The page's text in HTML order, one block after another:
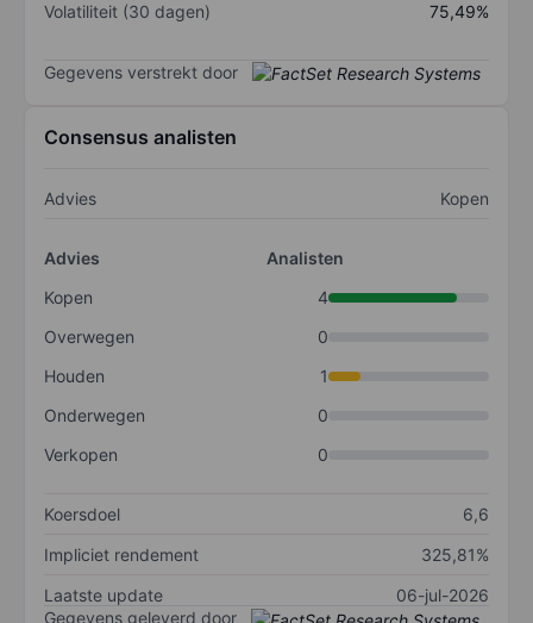
Volatiliteit (30 dagen)
75,49%
Gegevens verstrekt door
Consensus analisten
Advies Kopen
Advies
Analisten
Kopen
4
Overwegen
0
Houden
1
Onderwegen
0
Verkopen
0
Koersdoel
6,6
Impliciet rendement
325,81%
Laatste update
06-jul-2026
Gegevens geleverd door